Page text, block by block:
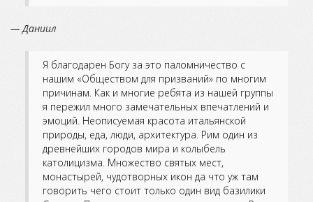
— Даниил
Я благодарен Богу за это паломничество с
нашим «Обществом для призваний» по многим
причинам. Как и многие ребята из нашей группы
я пережил много замечательных впечатлений и
эмоций. Неописуемая красота итальянской
природы, еда, люди, архитектура. Рим один из
древнейших городов мира и колыбель
католицизма. Множество святых мест,
монастырей, чудотворных икон да что уж там
говорить чего стоит только один вид базилики